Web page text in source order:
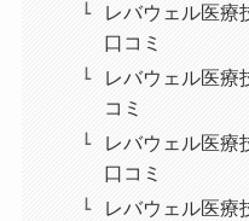
レバウェル医療
口コミ
レバウェル医療
コミ
レバウェル医療
口コミ
レバウェル医療